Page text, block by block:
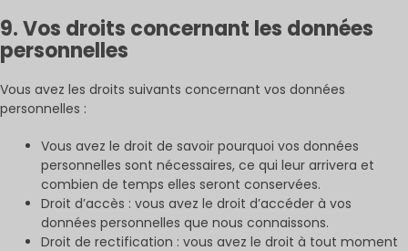
9. Vos droits concernant les données
personnelles
Vous avez les droits suivants concernant vos données
personnelles :
Vous avez le droit de savoir pourquoi vos données
personnelles sont nécessaires, ce qui leur arrivera et
combien de temps elles seront conservées.
Droit d’accès : vous avez le droit d’accéder à vos
données personnelles que nous connaissons.
Droit de rectification : vous avez le droit à tout moment